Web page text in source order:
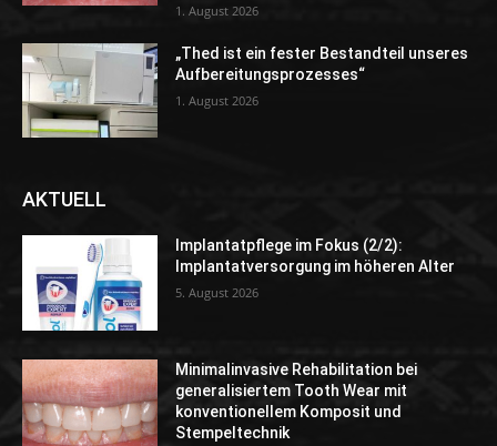
1. August 2026
„Thed ist ein fester Bestandteil unseres
Aufbereitungsprozesses“
1. August 2026
AKTUELL
Implantatpflege im Fokus (2/2):
Implantatversorgung im höheren Alter
5. August 2026
Minimalinvasive Rehabilitation bei
generalisiertem Tooth Wear mit
konventionellem Komposit und
Stempeltechnik